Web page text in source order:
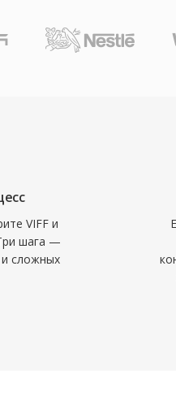
VIFF и
шага —
сложных